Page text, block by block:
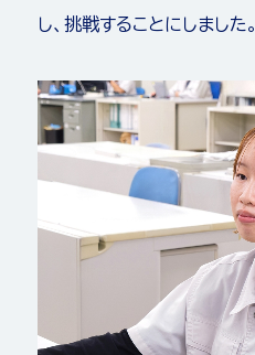
し、挑戦することにしました。